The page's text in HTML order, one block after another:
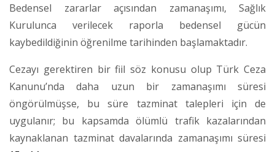
Bedensel zararlar açısından zamanaşımı, Sağlık
Kurulunca verilecek raporla bedensel gücün
kaybedildiğinin öğrenilme tarihinden başlamaktadır.
Cezayı gerektiren bir fiil söz konusu olup Türk Ceza
Kanunu’nda daha uzun bir zamanaşımı süresi
öngörülmüşse, bu süre tazminat talepleri için de
uygulanır; bu kapsamda ölümlü trafik kazalarından
kaynaklanan tazminat davalarında zamanaşımı süresi